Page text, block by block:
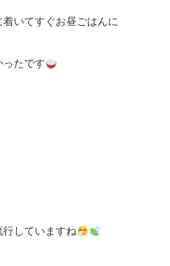
いてすぐお昼ごはんに
たです
行していますね